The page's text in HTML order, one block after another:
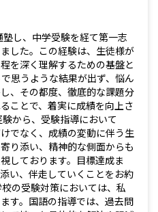
し、中学受験を経て第一志
した。この経験は、生徒様が
を深く理解するための基盤と
思うような結果が出ず、悩ん
、その都度、徹底的な課題分
ことで、着実に成績を向上さ
から、受験指導において
でなく、成績の変動に伴う生
り添い、精神的な側面からも
しております。目標達成ま
い、伴走していくことをお約
の受験対策においては、私
す。国語の指導では、過去問